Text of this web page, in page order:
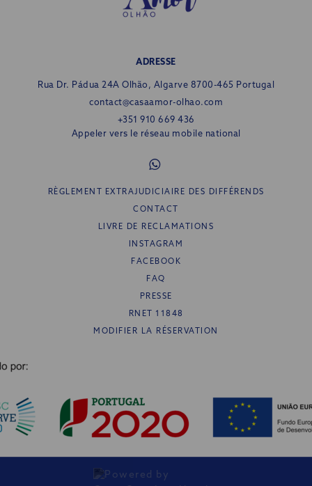
ADRESSE
Rua Dr. Pádua 24A Olhão, Algarve 8700-465 Portugal
contact@casaamor-olhao.com
+351 910 669 436
Appeler vers le réseau mobile national
RÈGLEMENT EXTRAJUDICIAIRE DES DIFFÉRENDS
CONTACT
LIVRE DE RECLAMATIONS
INSTAGRAM
FACEBOOK
FAQ
PRESSE
RNET 11848
MODIFIER LA RÉSERVATION